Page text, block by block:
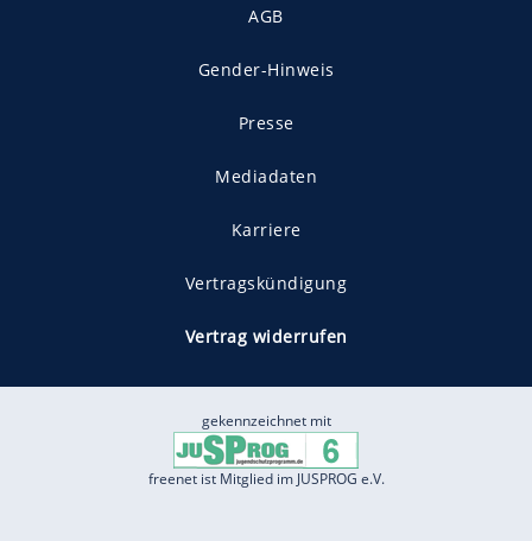
AGB
Gender-Hinweis
Presse
Mediadaten
Karriere
Vertragskündigung
Vertrag widerrufen
gekennzeichnet mit
freenet ist Mitglied im JUSPROG e.V.